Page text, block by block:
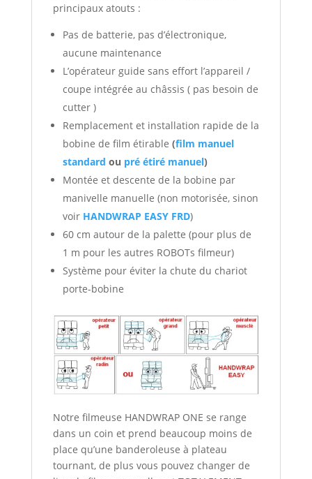
principaux atouts :
Pas de batterie, pas d’électronique,
aucune maintenance
L’opérateur guide sans effort l’appareil /
coupe intégrée au châssis ( pas besoin de
cutter )
Remplacement et installation rapide de la
bobine de film étirable (film manuel
standard ou pré étiré manuel)
Montée et descente de la bobine par
manivelle manuelle (non motorisée, sinon
voir HANDWRAP EASY FRD)
60 cm autour de la palette (pour plus de
1 m pour les autres ROBOTs filmeur)
Système pour éviter la chute du chariot
porte-bobine
Notre filmeuse HANDWRAP ONE se range
dans un coin et prend beaucoup moins de
place qu’une banderoleuse à plateau
tournant, de plus vous pouvez changer de